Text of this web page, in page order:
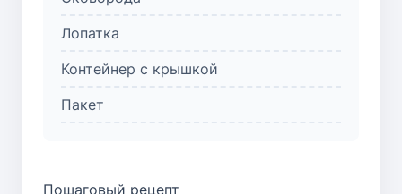
Лопатка
Контейнер с крышкой
Пакет
Пошаговый рецепт